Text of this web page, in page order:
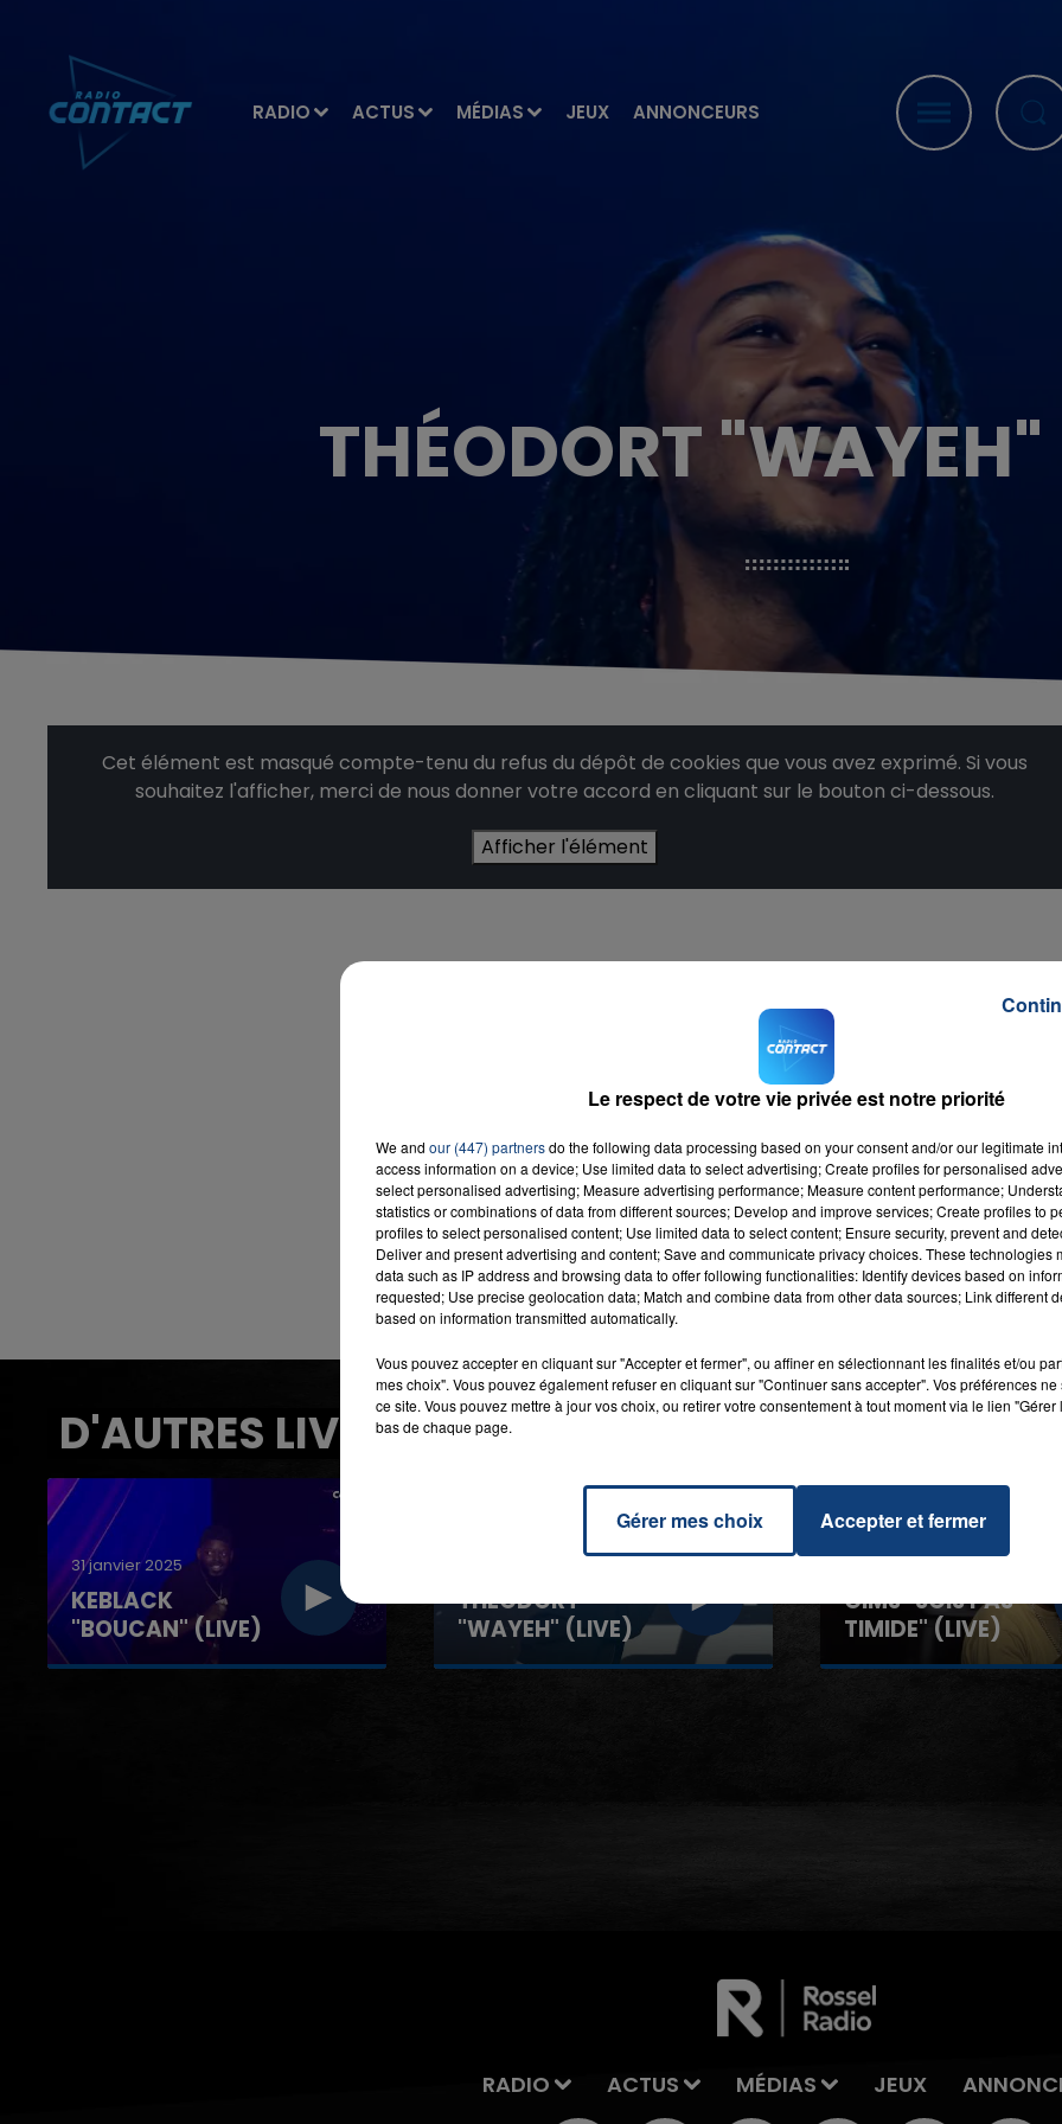
RADIO ACTUS MÉDIAS JEUX ANNONCEURS
LA TEAM DU WEEK-END
16h00 - 20h00
LA TEAM DU WEEK-END
THÉODORT
Cet élément est masqué compte-tenu du refus du dépôt de cookies que vous avez exprimé. Si vous
souhaitez l'afficher, merci de nous donner votre accord en cliquant sur le bouton ci-dessous.
Afficher l'élément
D'AUTRES LIVES
31 janvier 2025
THÉODORT
"WAYEH" (LIVE)
GIMS "SOIS PAS
TIMIDE" (LIVE)
GIMS "SPIDER"
(LIVE)
RADIO ACTUS MÉDIAS JEUX
Le respect de votre vie privée est notre priorité
We and our (447) partnersdo the following data processing based on your consent and/or our legitimate
access information on a device; Use limited data to select advertising; Create profiles for personalised
select personalised advertising; Measure advertising performance; Measure content performance;
statistics or combinations of data from different sources; Develop and improve services; Create profiles to
profiles to select personalised content; Use limited data to select content; Ensure security, prevent and
Deliver and present advertising and content; Save and communicate privacy choices. These technologies
data such as IP address and browsing data to offer following functionalities: Identify devices based on
requested; Use precise geolocation data; Match and combine data from other data sources; Link different
based on information transmitted automatically.
Vous pouvez accepter en cliquant sur "Accepter et fermer", ou affiner en sélectionnant les finalités et/ou
mes choix". Vous pouvez également refuser en cliquant sur "Continuer sans accepter". Vos préférences
ce site. Vous pouvez mettre à jour vos choix, ou retirer votre consentement à tout moment via le lien
bas de chaque page.
Gérer mes choix Accepter et fermer